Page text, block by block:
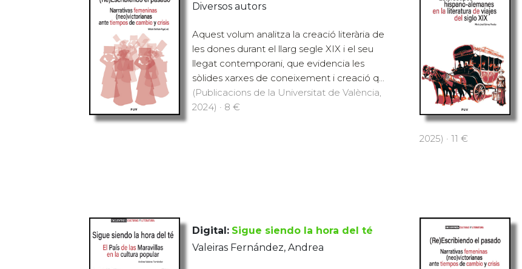
Diversos autors
Aquest volum analitza la creació literària de
les dones durant el llarg segle XIX i el seu
llegat contemporani, que evidencia les
sòlides xarxes de coneixement i creació q...
(Publicacions de la Universitat de València,
2024) · 8 €
2025) · 11 €
Digital: Sigue siendo la hora del té
Valeiras Fernández, Andrea